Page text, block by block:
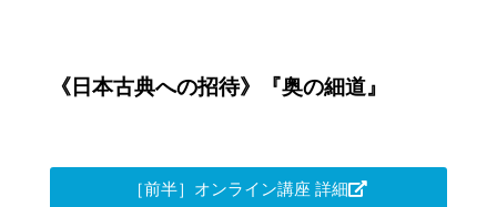
《日本古典への招待》『奥の細道』
［前半］オンライン講座 詳細